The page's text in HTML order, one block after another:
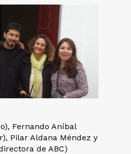
Fernando Aníbal
Pilar Aldana Méndez y
de ABC)